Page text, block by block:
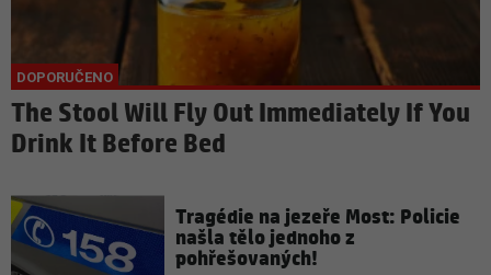
The Stool Will Fly Out Immediately If You
Drink It Before Bed
Tragédie na jezeře Most: Policie
našla tělo jednoho z
pohřešovaných!